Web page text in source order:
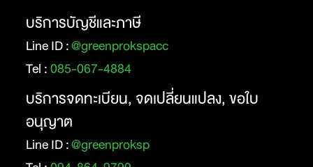
บริการบัญชีและภาษี
Line ID :@greenprokspacc
Tel :085-067-4884
บริการจดทะเบียน, จดเปลี่ยนแปลง, ขอใบ
อนุญาต
Line ID :@greenproksp